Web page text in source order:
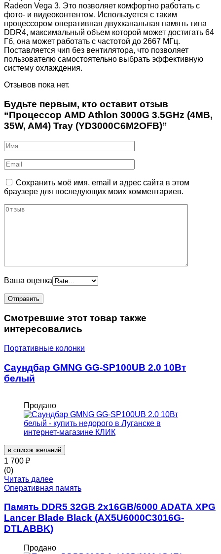
Radeon Vega 3. Это позволяет комфортно работать с
фото- и видеоконтентом. Используется с таким
процессором оперативная двухканальная память типа
DDR4, максимальный объем которой может достигать 64
Гб, она может работать с частотой до 2667 МГц.
Поставляется чип без вентилятора, что позволяет
пользователю самостоятельно выбрать эффективную
систему охлаждения.
Отзывов пока нет.
Будьте первым, кто оставит отзыв
“Процессор AMD Athlon 3000G 3.5GHz (4MB,
35W, AM4) Tray (YD3000C6M2OFB)”
Сохранить моё имя, email и адрес сайта в этом
браузере для последующих моих комментариев.
Ваша оценка
Смотревшие этот товар также
интересовались
Портативные колонки
Саундбар GMNG GG-SP100UB 2.0 10Вт
белый
Продано
в список желаний
1 700 ₽
(0)
Читать далее
Оперативная память
Память DDR5 32GB 2x16GB/6000 ADATA XPG
Lancer Blade Black (AX5U6000C3016G-
DTLABBK)
Продано